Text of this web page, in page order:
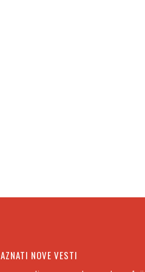
NOVE VESTI